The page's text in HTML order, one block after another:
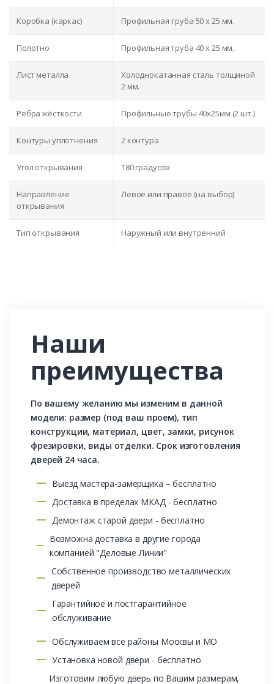
Коробка (каркас) Профильная труба 50 х 25 мм.
Полотно Профильная труба 40 х 25 мм.
Лист металла
Холоднокатанная сталь толщиной
2 мм.
Ребра жёсткости Профильные трубы 40х25мм (2 шт.)
Контуры уплотнения 2 контура
Угол открывания 180 градусов
Направление
открывания
Левое или правое (на выбор)
Тип открывания Наружный или внутренний
Наши
преимущества
По вашему желанию мы изменим в данной
модели: размер (под ваш проем), тип
конструкции, материал, цвет, замки, рисунок
фрезировки, виды отделки. Срок изготовления
дверей 24 часа.
Выезд мастера-замерщика – бесплатно
Доставка в пределах МКАД - бесплатно
Демонтаж старой двери - бесплатно
Возможна доставка в другие города
компанией "Деловые Линии"
Собственное производство металлических
дверей
Гарантийное и постгарантийное
обслуживание
Обслуживаем все районы Москвы и МО
Установка новой двери - бесплатно
Изготовим любую дверь по Вашим размерам,